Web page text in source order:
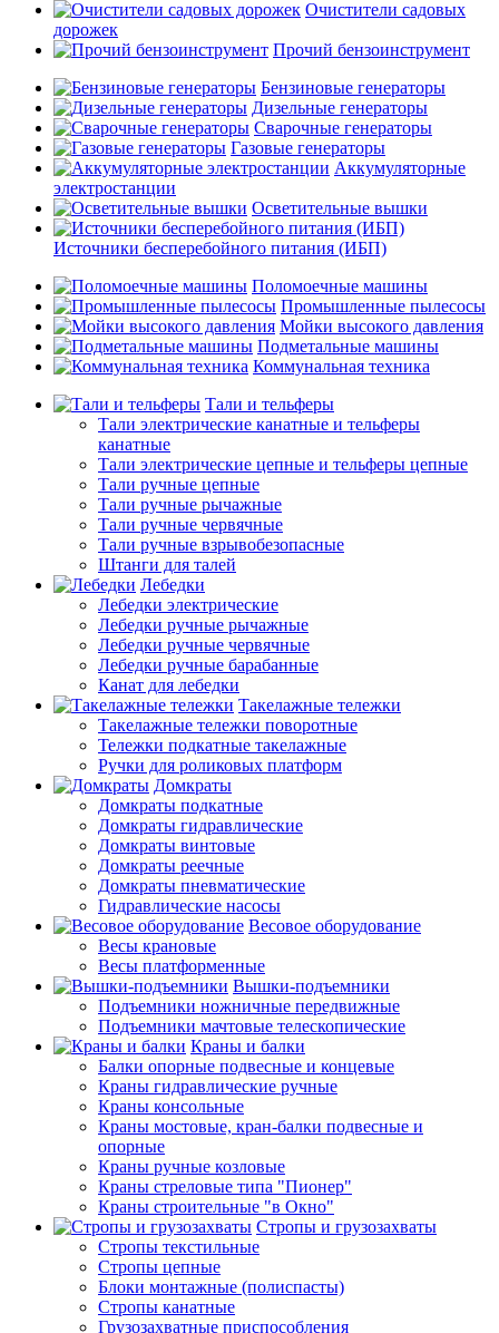
Очистители садовых
дорожек
Прочий бензоинструмент
Бензиновые генераторы
Дизельные генераторы
Сварочные генераторы
Газовые генераторы
Аккумуляторные
электростанции
Осветительные вышки
Источники бесперебойного питания (ИБП)
Поломоечные машины
Промышленные пылесосы
Мойки высокого давления
Подметальные машины
Коммунальная техника
Тали и тельферы
Тали электрические канатные и тельферы
канатные
Тали электрические цепные и тельферы цепные
Тали ручные цепные
Тали ручные рычажные
Тали ручные червячные
Тали ручные взрывобезопасные
Штанги для талей
Лебедки
Лебедки электрические
Лебедки ручные рычажные
Лебедки ручные червячные
Лебедки ручные барабанные
Канат для лебедки
Такелажные тележки
Такелажные тележки поворотные
Тележки подкатные такелажные
Ручки для роликовых платформ
Домкраты
Домкраты подкатные
Домкраты гидравлические
Домкраты винтовые
Домкраты реечные
Домкраты пневматические
Гидравлические насосы
Весовое оборудование
Весы крановые
Весы платформенные
Вышки-подъемники
Подъемники ножничные передвижные
Подъемники мачтовые телескопические
Краны и балки
Балки опорные подвесные и концевые
Краны гидравлические ручные
Краны консольные
Краны мостовые, кран-балки подвесные и
опорные
Краны ручные козловые
Краны стреловые типа "Пионер"
Краны строительные "в Окно"
Стропы и грузозахваты
Стропы текстильные
Стропы цепные
Блоки монтажные (полиспасты)
Стропы канатные
Грузозахватные приспособления